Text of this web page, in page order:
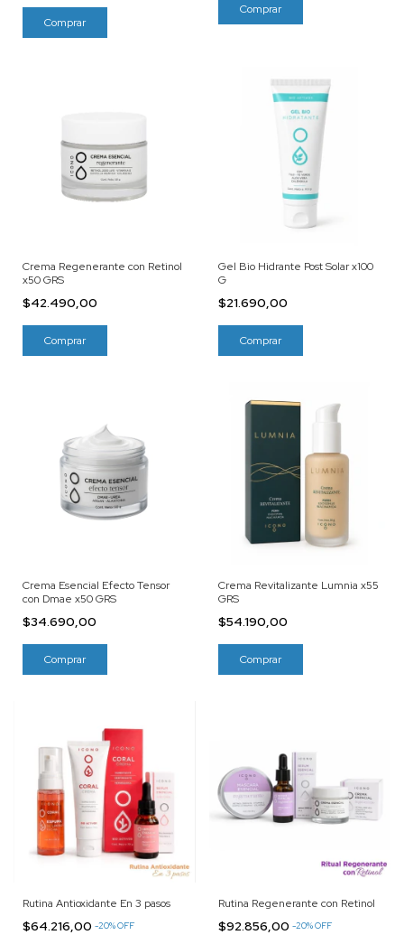
Crema Regenerante con Retinol
x50 GRS
$42.490,00
Gel Bio Hidrante Post Solar x100
G
$21.690,00
Crema Esencial Efecto Tensor
con Dmae x50 GRS
$34.690,00
Crema Revitalizante Lumnia x55
GRS
$54.190,00
Rutina Antioxidante En 3 pasos
$64.216,00 -20%OFF
Rutina Regenerante con Retinol
$92.856,00 -20%OFF